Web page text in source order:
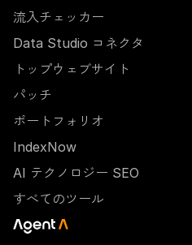
流入チェッカー
Data Studio コネクタ
トップウェブサイト
パッチ
ポートフォリオ
IndexNow
AI テクノロジー SEO
すべてのツール